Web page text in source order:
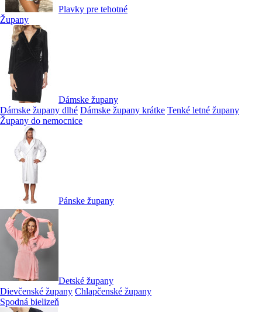
Plavky pre tehotné
Župany
Dámske župany
Dámske župany dlhé Dámske župany krátke Tenké letné župany
Župany do nemocnice
Pánske župany
Detské župany
Dievčenské župany Chlapčenské župany
Spodná bielizeň